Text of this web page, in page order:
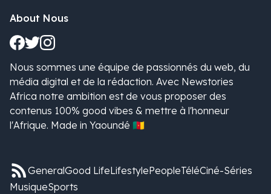
About Nous
Nous sommes une équipe de passionnés du web, du
média digital et de la rédaction. Avec Newstories
Africa notre ambition est de vous proposer des
contenus 100% good vibes & mettre à l'honneur
l'Afrique. Made in Yaoundé 🇨🇲
GeneralGood LifeLifestylePeopleTéléCiné-Séries
MusiqueSports